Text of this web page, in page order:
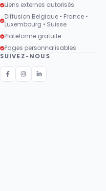
Liens externes autorisés
Diffusion Belgique • France •
Luxembourg • Suisse
Plateforme gratuite
Pages personnalisables
SUIVEZ-NOUS